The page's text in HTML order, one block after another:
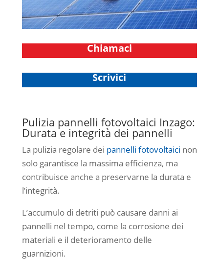
Chiamaci
Scrivici
Pulizia pannelli fotovoltaici Inzago:
Durata e integrità dei pannelli
La pulizia regolare dei pannelli fotovoltaici non
solo garantisce la massima efficienza, ma
contribuisce anche a preservarne la durata e
l’integrità.
L’accumulo di detriti può causare danni ai
pannelli nel tempo, come la corrosione dei
materiali e il deterioramento delle
guarnizioni.